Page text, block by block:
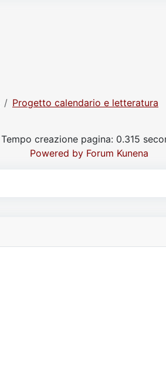
Progetto calendario e letteratura
Tempo creazione pagina: 0.315
Powered by Forum Kunena